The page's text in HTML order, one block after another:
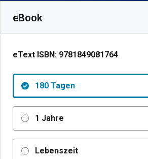
eBook
eText ISBN: 9781849081764
180 Tagen
1 Jahre
Lebenszeit